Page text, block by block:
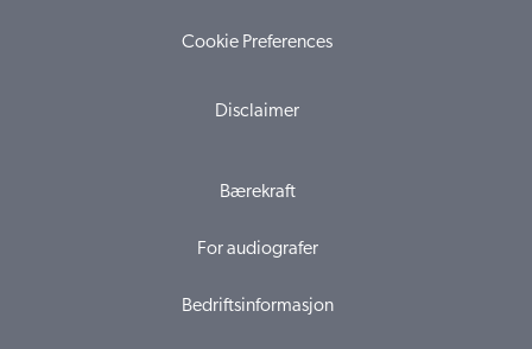
Cookie Preferences
Disclaimer
Bærekraft
For audiografer
Bedriftsinformasjon